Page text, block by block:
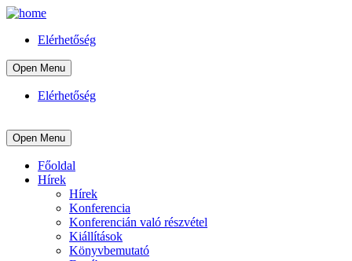
Elérhetőség
Open Menu
Elérhetőség
Open Menu
Főoldal
Hírek
Hírek
Konferencia
Konferencián való részvétel
Kiállítások
Könyvbemutató